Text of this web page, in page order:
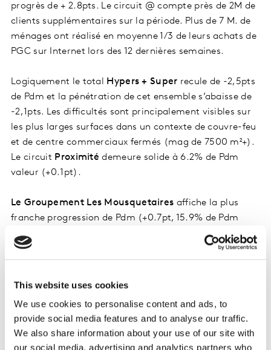
This website uses cookies
We use cookies to personalise content and ads, to
provide social media features and to analyse our traffic.
We also share information about your use of our site with
our social media, advertising and analytics partners who
progrès de + 2.8pts. Le circuit @ compte près de 2M de
clients supplémentaires sur la période. Plus de 7 M. de
ménages ont réalisé en moyenne 1/3 de leurs achats de
PGC sur Internet lors des 12 dernières semaines.
Logiquement le total Hypers + Super recule de -2,5pts
de Pdm et la pénétration de cet ensemble s’abaisse de
-2,1pts. Les difficultés sont principalement visibles sur
les plus larges surfaces dans un contexte de couvre-feu
et de centre commerciaux fermés (mag de 7500 m²+).
Le circuit Proximité demeure solide à 6.2% de Pdm
valeur (+0.1pt).
Le Groupement Les Mousquetaires affiche la plus
franche progression de Pdm (+0.7pt, 15.9% de Pdm
valeur) ; un gain attribuable à la fois au canal internet
et aux magasins ITM.
Lidlgagne +0.4pt à 6.6% de Pdm et l’enseigne pèse
près de 9% de Pdm en nombre d’articles. L’enseigne